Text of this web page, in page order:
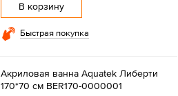
В корзину
Быстрая покупка
Акриловая ванна Aquatek Либерти
170*70 см BER170-0000001